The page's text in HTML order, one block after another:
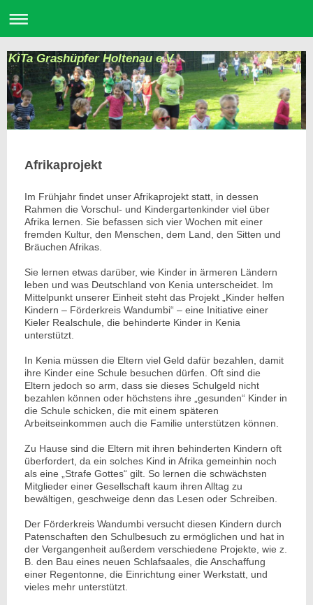
KiTa Grashüpfer Holtenau e.V.
Afrikaprojekt
Im Frühjahr findet unser Afrikaprojekt statt, in dessen
Rahmen die Vorschul- und Kindergartenkinder viel über
Afrika lernen. Sie befassen sich vier Wochen mit einer
fremden Kultur, den Menschen, dem Land, den Sitten und
Bräuchen Afrikas.
Sie lernen etwas darüber, wie Kinder in ärmeren Ländern
leben und was Deutschland von Kenia unterscheidet. Im
Mittelpunkt unserer Einheit steht das Projekt „Kinder helfen
Kindern – Förderkreis Wandumbi“ – eine Initiative einer
Kieler Realschule, die behinderte Kinder in Kenia
unterstützt.
In Kenia müssen die Eltern viel Geld dafür bezahlen, damit
ihre Kinder eine Schule besuchen dürfen. Oft sind die
Eltern jedoch so arm, dass sie dieses Schulgeld nicht
bezahlen können oder höchstens ihre „gesunden“ Kinder in
die Schule schicken, die mit einem späteren
Arbeitseinkommen auch die Familie unterstützen können.
Zu Hause sind die Eltern mit ihren behinderten Kindern oft
überfordert, da ein solches Kind in Afrika gemeinhin noch
als eine „Strafe Gottes“ gilt. So lernen die schwächsten
Mitglieder einer Gesellschaft kaum ihren Alltag zu
bewältigen, geschweige denn das Lesen oder Schreiben.
Der Förderkreis Wandumbi versucht diesen Kindern durch
Patenschaften den Schulbesuch zu ermöglichen und hat in
der Vergangenheit außerdem verschiedene Projekte, wie z.
B. den Bau eines neuen Schlafsaales, die Anschaffung
einer Regentonne, die Einrichtung einer Werkstatt, und
vieles mehr unterstützt.